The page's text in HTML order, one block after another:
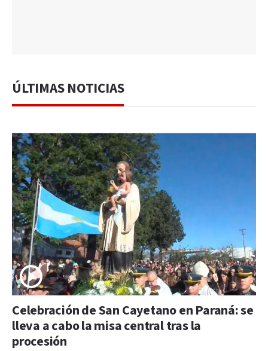
ÚLTIMAS NOTICIAS
Celebración de San Cayetano en Paraná: se
lleva a cabo la misa central tras la
procesión